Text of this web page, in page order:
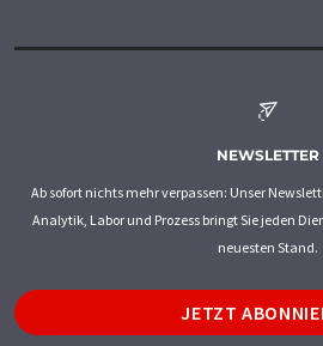
NEWSLETTER
Ab sofort nichts mehr verpassen: Unser
Analytik, Labor und Prozess bringt Sie jeden
neuesten Stand.
JETZT